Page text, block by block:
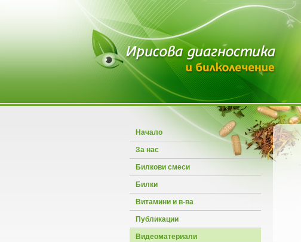
Начало
За нас
Билкови смеси
Билки
Витамини и в-ва
Публикации
Видеоматериали